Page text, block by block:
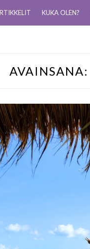
KUKA OLEN?
AVAINSANA: